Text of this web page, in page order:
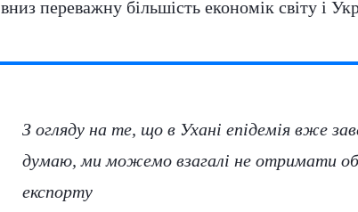
вниз переважну більшість економік світу і
З огляду на те, що в Ухані епідемія вже
думаю, ми можемо взагалі не отримати
експорту